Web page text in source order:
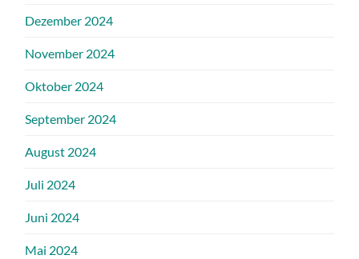
Dezember 2024
November 2024
Oktober 2024
September 2024
August 2024
Juli 2024
Juni 2024
Mai 2024